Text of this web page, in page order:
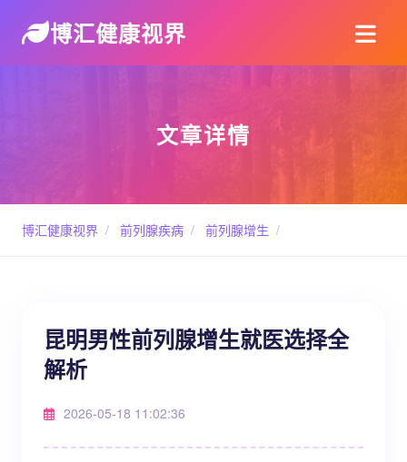
博汇健康视界
文章详情
博汇健康视界 / 前列腺疾病 / 前列腺增生 /
昆明男性前列腺增生就医选择全
解析
2026-05-18 11:02:36